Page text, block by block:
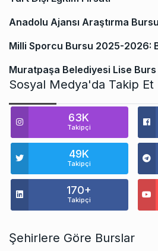
Anadolu Ajansı Araştırma
Milli Sporcu Bursu 2025-2026:
Muratpaşa Belediyesi Lise Burs
Sosyal Medya'da Takip Et
63K
Takipçi
49K
Takipçi
170+
Takipçi
Şehirlere Göre Burslar